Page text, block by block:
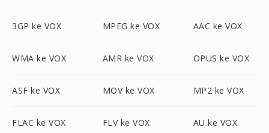
3GP ke VOX MPEG ke VOX AAC ke VOX
WMA ke VOX AMR ke VOX OPUS ke VOX
ASF ke VOX MOV ke VOX MP2 ke VOX
FLAC ke VOX FLV ke VOX AU ke VOX